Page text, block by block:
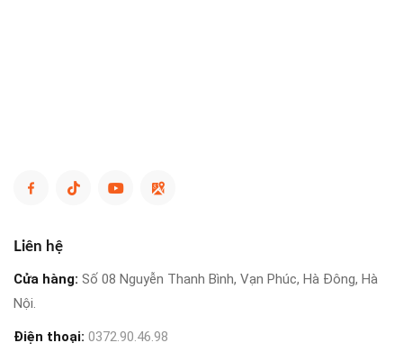
Liên hệ
Cửa hàng: Số 08 Nguyễn Thanh Bình, Vạn Phúc, Hà Đông, Hà
Nội.
Điện thoại: 0372.90.46.98